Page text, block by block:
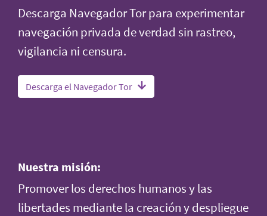
Descarga Navegador Tor para experimentar
navegación privada de verdad sin rastreo,
vigilancia ni censura.
Descarga el Navegador Tor
Nuestra misión:
Promover los derechos humanos y las
libertades mediante la creación y despliegue